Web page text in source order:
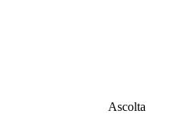
Ascolta